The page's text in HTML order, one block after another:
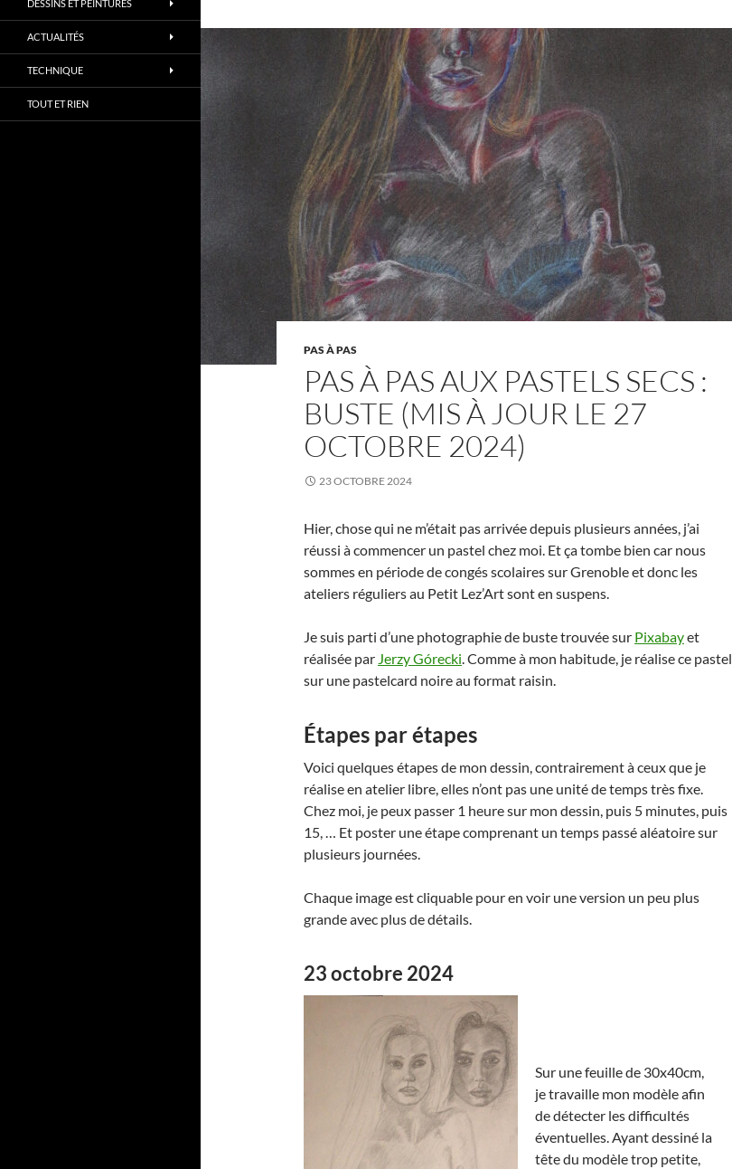
PAS À PAS
PAS À PAS AUX PASTELS SECS :
BUSTE (MIS À JOUR LE 27
OCTOBRE 2024)
23 OCTOBRE 2024
Hier, chose qui ne m’était pas arrivée depuis plusieurs années, j’ai
réussi à commencer un pastel chez moi. Et ça tombe bien car nous
sommes en période de congés scolaires sur Grenoble et donc les
ateliers réguliers au Petit Lez’Art sont en suspens.
Je suis parti d’une photographie de buste trouvée sur Pixabayet
réalisée par Jerzy Górecki. Comme à mon habitude, je réalise ce pastel
sur une pastelcard noire au format raisin.
Étapes par étapes
Voici quelques étapes de mon dessin, contrairement à ceux que je
réalise en atelier libre, elles n’ont pas une unité de temps très fixe.
Chez moi, je peux passer 1 heure sur mon dessin, puis 5 minutes, puis
15, … Et poster une étape comprenant un temps passé aléatoire sur
plusieurs journées.
Chaque image est cliquable pour en voir une version un peu plus
grande avec plus de détails.
23 octobre 2024
Sur une feuille de 30x40cm,
je travaille mon modèle afin
de détecter les difficultés
éventuelles. Ayant dessiné la
tête du modèle trop petite,
DESSINS ET PEINTURES
ACTUALITÉS
TECHNIQUE
TOUT ET RIEN